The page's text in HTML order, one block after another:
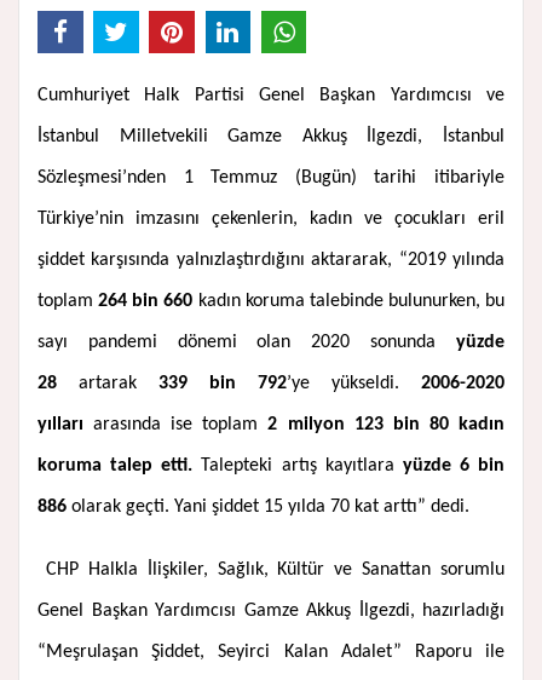
Cumhuriyet Halk Partisi Genel Başkan Yardımcısı ve
İstanbul Milletvekili Gamze Akkuş İlgezdi, İstanbul
Sözleşmesi’nden 1 Temmuz (Bugün) tarihi itibariyle
Türkiye’nin imzasını çekenlerin, kadın ve çocukları eril
şiddet karşısında yalnızlaştırdığını aktararak, “2019 yılında
toplam264 bin 660 kadın koruma talebinde bulunurken, bu
sayı pandemi dönemi olan 2020 sonunda yüzde
28 artarak 339 bin 792’ye yükseldi. 2006-2020
yılları arasında ise toplam2 milyon 123 bin 80 kadın
koruma talep etti. Talepteki artış kayıtlara yüzde 6 bin
886 olarak geçti. Yani şiddet 15 yılda 70 kat arttı” dedi.
CHP Halkla İlişkiler, Sağlık, Kültür ve Sanattan sorumlu
Genel Başkan Yardımcısı Gamze Akkuş İlgezdi, hazırladığı
“Meşrulaşan Şiddet, Seyirci Kalan Adalet” Raporu ile